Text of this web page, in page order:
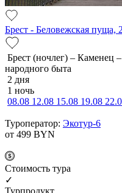
Брест - Беловежская пуща,
Брест (ночлег) – Каменец
народного быта
2 дня
1 ночь
08.08 12.08 15.08 19.08
Туроператор: Экотур-6
от 499 BYN
Cтоимость тура
✓
Турпродукт